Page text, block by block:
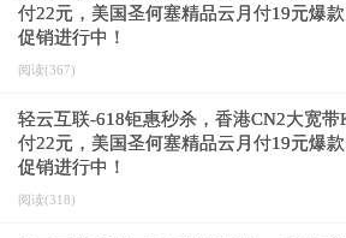
付22元，美国圣何塞精品云月付19元爆
促销进行中！
阅读(367)
轻云互联-618钜惠秒杀，香港CN2大宽
付22元，美国圣何塞精品云月付19元爆
促销进行中！
阅读(318)